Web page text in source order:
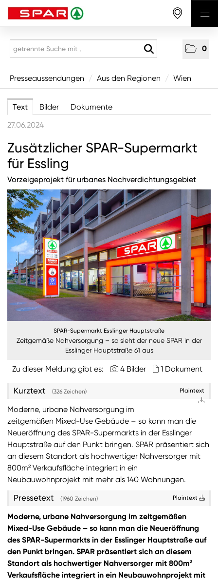
0
Presseaussendungen
Aus den Regionen
Tirol
Salzburg
Oberösterreich
Niederösterreich
Wien
Burgenland
Steiermark
Kärnten
Unternehmen
Nachhaltigkeit
ANMELDEN
Sie wollen unsere aktuellen Medienmitteilungen
einfach Ihre Daten in unseren Presseverteilerein
ausschließlich für Medienkontakte und nicht für
Privatpersonen gedacht ist)
Zum Presseverteiler
Sie wollen Informationen über aktuelle Aktionen,
Produktneuheiten, attraktive Gewinnspiele uvm.
erhalten? Dann melden Sie sich zumSPAR
Presseaussendungen / Aus den Regionen / Wien
Text Bilder
Dokumente
27.06.2024
Zusätzlicher SPAR-Supermarkt
für Essling
Vorzeigeprojekt für urbanes Nachverdichtungsgebiet
SPAR-Supermarkt Esslinger Hauptstraße
Zeitgemäße Nahversorgung – so sieht der neue SPAR in der
Esslinger Hauptstraße 61 aus
Zu dieser Meldung gibt es: 4 Bilder 1 Dokument
Kurztext (326 Zeichen) Plaintext
Moderne, urbane Nahversorgung im
zeitgemäßen Mixed-Use Gebäude – so kann man die
Neueröffnung des SPAR-Supermarkts in der Esslinger
Hauptstraße auf den Punkt bringen. SPAR präsentiert sich
an diesem Standort als hochwertiger Nahversorger mit
800m² Verkaufsfläche integriert in ein
Neubauwohnprojekt mit mehr als 140 Wohnungen.
Pressetext (1960 Zeichen) Plaintext
Moderne, urbane Nahversorgung im zeitgemäßen
Mixed-Use Gebäude – so kann man die Neueröffnung
des SPAR-Supermarkts in der Esslinger Hauptstraße auf
den Punkt bringen. SPAR präsentiert sich an diesem
Standort als hochwertiger Nahversorger mit 800m²
Verkaufsfläche integriert in ein Neubauwohnprojekt mit